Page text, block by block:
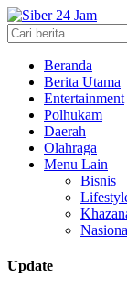
Beranda
Berita Utama
Entertainment
Polhukam
Daerah
Olahraga
Menu Lain
Bisnis
Update